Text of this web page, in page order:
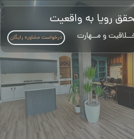
و مــهارت
رویا به واقعیت
درخواست مشاوره رایگان